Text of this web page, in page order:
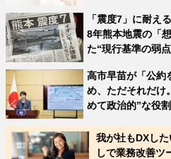
「震度7」に耐え
8年熊本地震の「
た“現行基準の弱
高市早苗が「公約
め、ただそれだけ
めて政治的”な役割
我が社もDXし
しで業務改善ツ